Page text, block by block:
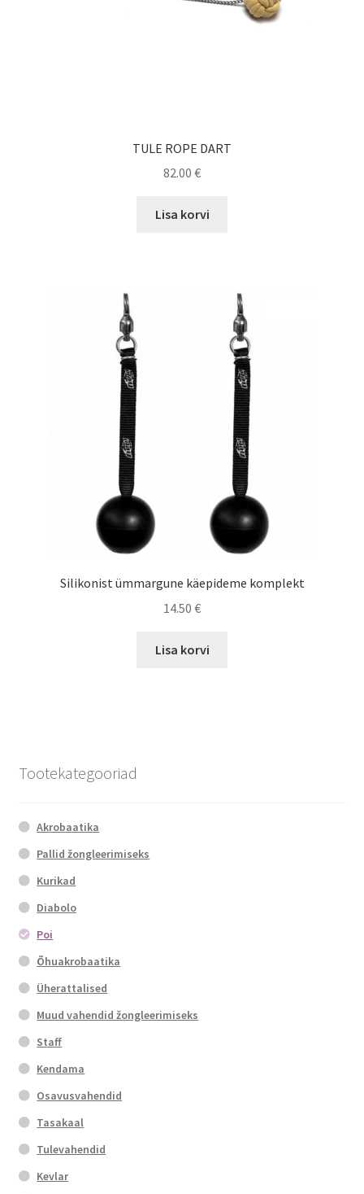
product
TULE ROPE DART
82.00 €
Lisa korvi
Silikonist ümmargune käepideme komplekt
14.50 €
Lisa korvi
Tootekategooriad
Akrobaatika
Pallid žongleerimiseks
Kurikad
Diabolo
Poi
Õhuakrobaatika
Üherattalised
Muud vahendid žongleerimiseks
Staff
Kendama
Osavusvahendid
Tasakaal
Tulevahendid
Kevlar